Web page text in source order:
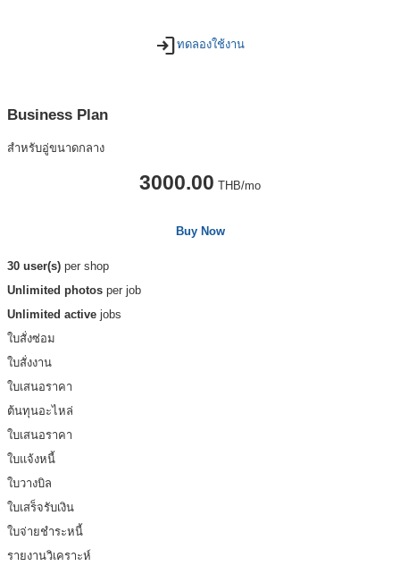
loginทดลองใช้งาน
Business Plan
สำหรับอู่ขนาดกลาง
3000.00 THB/mo
Buy Now
30 user(s) per shop
Unlimited photos per job
Unlimited active jobs
ใบสั่งซ่อม
ใบสั่งงาน
ใบเสนอราคา
ต้นทุนอะไหล่
ใบเสนอราคา
ใบแจ้งหนี้
ใบวางบิล
ใบเสร็จรับเงิน
ใบจ่ายชำระหนี้
รายงานวิเคราะห์